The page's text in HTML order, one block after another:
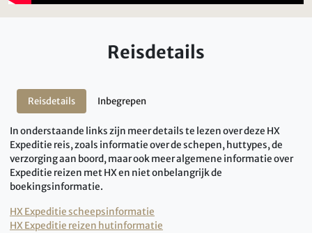
Reisdetails
Reisdetails Inbegrepen
In onderstaande links zijn meer details te lezen over deze HX
Expeditie reis, zoals informatie over de schepen, huttypes, de
verzorging aan boord, maar ook meer algemene informatie over
Expeditie reizen met HX en niet onbelangrijk de
boekingsinformatie.
HX Expeditie scheepsinformatie
HX Expeditie reizen hutinformatie